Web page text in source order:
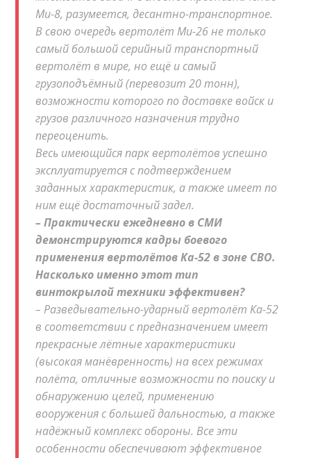
Ми-8, разумеется, десантно-транспортное.
В свою очередь вертолёт Ми-26 не только
самый большой серийный транспортный
вертолёт в мире, но ещё и самый
грузоподъёмный (перевозит 20 тонн),
возможности которого по доставке войск и
грузов различного назначения трудно
переоценить.
Весь имеющийся парк вертолётов успешно
эксплуатируется с подтверждением
заданных характеристик, а также имеет по
ним ещё достаточный задел.
– Практически ежедневно в СМИ
демонстрируются кадры боевого
применения вертолётов Ка-52 в зоне СВО.
Насколько именно этот тип
винтокрылой техники эффективен?
– Разведывательно-ударный вертолёт Ка-52
в соответствии с предназначением имеет
прекрасные лётные характеристики
(высокая манёвренность) на всех режимах
полёта, отличные возможности по поиску и
обнаружению целей, применению
вооружения с большей дальностью, а также
надёжный комплекс обороны. Все эти
особенности обеспечивают эффективное